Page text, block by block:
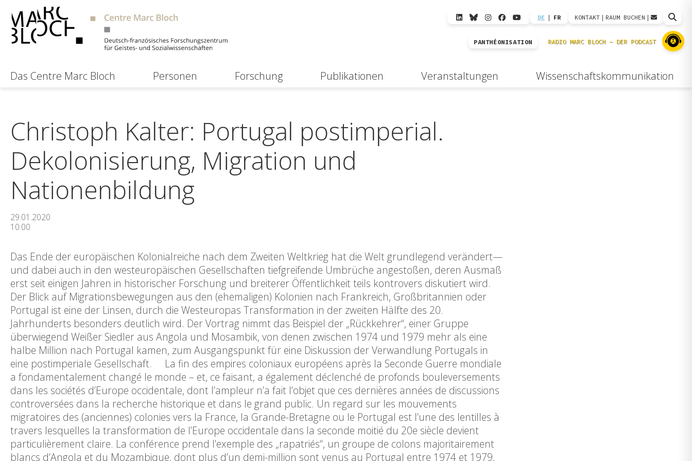
DE | FR KONTAKT | RAUM BUCHEN |
PANTHÉONISATION
Das Centre Marc Bloch Personen Forschung Publikationen Veranstaltungen Wissenschaftskommunikation
Christoph Kalter: Portugal postimperial.
Dekolonisierung, Migration und
Nationenbildung
29.01.2020
10:00
Das Ende der europäischen Kolonialreiche nach dem Zweiten Weltkrieg hat die Welt grundlegend verändert—
und dabei auch in den westeuropäischen Gesellschaften tiefgreifende Umbrüche angestoßen, deren Ausmaß
erst seit einigen Jahren in historischer Forschung und breiterer Öffentlichkeit teils kontrovers diskutiert wird.
Der Blick auf Migrationsbewegungen aus den (ehemaligen) Kolonien nach Frankreich, Großbritannien oder
Portugal ist eine der Linsen, durch die Westeuropas Transformation in der zweiten Hälfte des 20.
Jahrhunderts besonders deutlich wird. Der Vortrag nimmt das Beispiel der „Rückkehrer“, einer Gruppe
überwiegend Weißer Siedler aus Angola und Mosambik, von denen zwischen 1974 und 1979 mehr als eine
halbe Million nach Portugal kamen, zum Ausgangspunkt für eine Diskussion der Verwandlung Portugals in
eine postimperiale Gesellschaft. La fin des empires coloniaux européens après la Seconde Guerre mondiale
a fondamentalement changé le monde – et, ce faisant, a également déclenché de profonds bouleversements
dans les sociétés d’Europe occidentale, dont l’ampleur n’a fait l’objet que ces dernières années de discussions
controversées dans la recherche historique et dans le grand public. Un regard sur les mouvements
migratoires des (anciennes) colonies vers la France, la Grande-Bretagne ou le Portugal est l’une des lentilles à
travers lesquelles la transformation de l’Europe occidentale dans la seconde moitié du 20e siècle devient
particulièrement claire. La conférence prend l’exemple des „rapatriés“, un groupe de colons majoritairement
blancs d’Angola et du Mozambique, dont plus d’un demi-million sont venus au Portugal entre 1974 et 1979,